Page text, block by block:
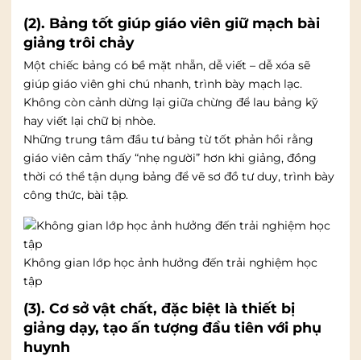
(2). Bảng tốt giúp giáo viên giữ mạch bài
giảng trôi chảy
Một chiếc bảng có bề mặt nhẵn, dễ viết – dễ xóa sẽ
giúp giáo viên ghi chú nhanh, trình bày mạch lạc.
Không còn cảnh dừng lại giữa chừng để lau bảng kỹ
hay viết lại chữ bị nhòe.
Những trung tâm đầu tư bảng từ tốt phản hồi rằng
giáo viên cảm thấy “nhẹ người” hơn khi giảng, đồng
thời có thể tận dụng bảng để vẽ sơ đồ tư duy, trình bày
công thức, bài tập.
Không gian lớp học ảnh hưởng đến trải nghiệm học
tập
(3). Cơ sở vật chất, đặc biệt là thiết bị
giảng dạy, tạo ấn tượng đầu tiên với phụ
huynh